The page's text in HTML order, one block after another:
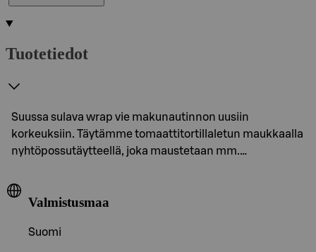
Tuotetiedot
Suussa sulava wrap vie makunautinnon uusiin
korkeuksiin. Täytämme tomaattitortillaletun maukkaalla
nyhtöpossutäytteellä, joka maustetaan mm.…
Valmistusmaa
Suomi